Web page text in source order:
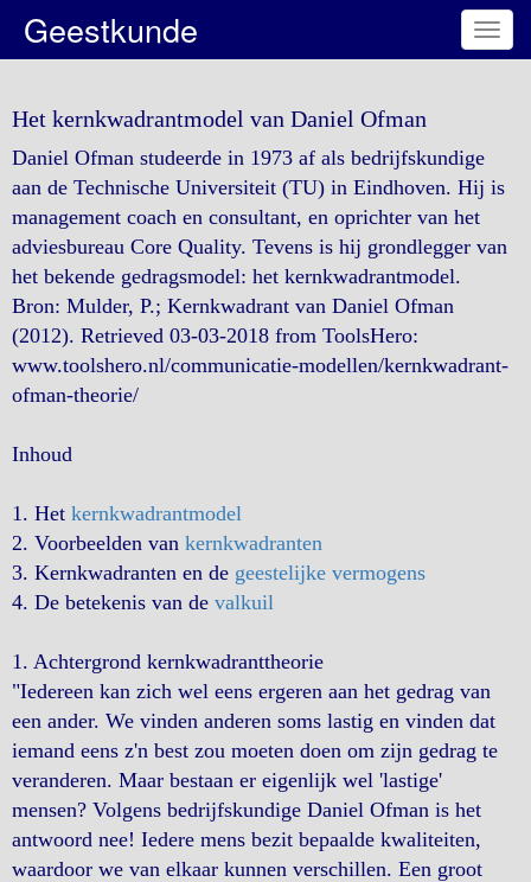
Geestkunde
Het kernkwadrantmodel van Daniel Ofman
Daniel Ofman studeerde in 1973 af als bedrijfskundige
aan de Technische Universiteit (TU) in Eindhoven. Hij is
management coach en consultant, en oprichter van het
adviesbureau Core Quality. Tevens is hij grondlegger van
het bekende gedragsmodel: het kernkwadrantmodel.
Bron: Mulder, P.; Kernkwadrant van Daniel Ofman
(2012). Retrieved 03-03-2018 from ToolsHero:
www.toolshero.nl/communicatie-modellen/kernkwadrant-
ofman-theorie/
Inhoud
1. Het kernkwadrantmodel
2. Voorbeelden van kernkwadranten
3. Kernkwadranten en de geestelijke vermogens
4. De betekenis van de valkuil
1. Achtergrond kernkwadranttheorie
"Iedereen kan zich wel eens ergeren aan het gedrag van
een ander. We vinden anderen soms lastig en vinden dat
iemand eens z'n best zou moeten doen om zijn gedrag te
veranderen. Maar bestaan er eigenlijk wel 'lastige'
mensen? Volgens bedrijfskundige Daniel Ofman is het
antwoord nee! Iedere mens bezit bepaalde kwaliteiten,
waardoor we van elkaar kunnen verschillen. Een groot